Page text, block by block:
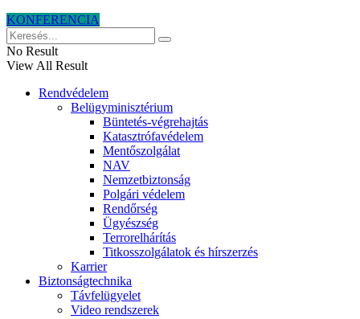
KONFERENCIA
No Result
View All Result
Rendvédelem
Belügyminisztérium
Büntetés-végrehajtás
Katasztrófavédelem
Mentőszolgálat
NAV
Nemzetbiztonság
Polgári védelem
Rendőrség
Ügyészség
Terrorelhárítás
Titkosszolgálatok és hírszerzés
Karrier
Biztonságtechnika
Távfelügyelet
Video rendszerek